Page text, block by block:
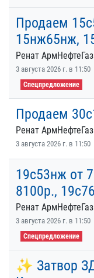
Продаем
15нж65нж,
Ренат
3 августа 2026 г. в 11:50
Спецпредложение
Продаем
Ренат
3 августа 2026 г. в 11:50
19с53нж от
8100р.,
Ренат
3 августа 2026 г. в 11:50
Спецпредложение
✨ Затвор